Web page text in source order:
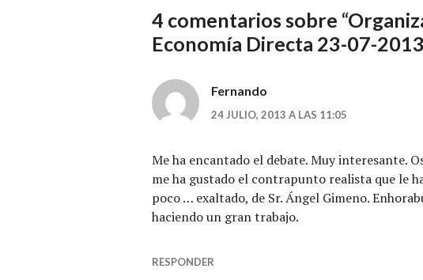
4 comentarios sobre “
Economía Directa 23-07-2013
Fernando
24 JULIO, 2013 A LAS 11:05
Me ha encantado el debate. Muy interesante.
me ha gustado el contrapunto realista que le
poco … exaltado, de Sr. Ángel Gimeno.
haciendo un gran trabajo.
RESPONDER